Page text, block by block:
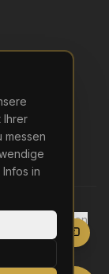
Einstellungen
Alle
Ihrer
messen
in